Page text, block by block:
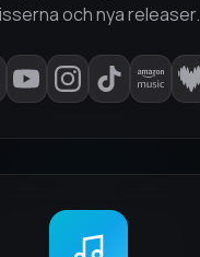
och nya releaser.